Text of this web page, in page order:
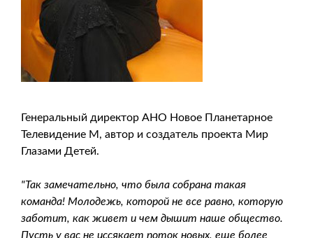
Генеральный директор АНО Новое Планетарное
Телевидение М, автор и создатель проекта Мир
Глазами Детей.
"Так замечательно, что была собрана такая
команда! Молодежь, которой не все равно, которую
заботит, как живет и чем дышит наше общество.
Пусть у вас не иссякает поток новых, еще более